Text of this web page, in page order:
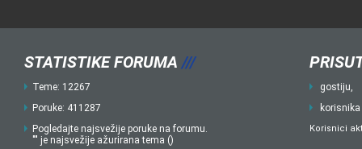
STATISTIKE FORUMA ///
Teme: 12267
Poruke: 411287
Pogledajte najsvežije poruke na forumu.
"" je najsvežije ažurirana tema ()
gostiju,
korisnika
Korisnici